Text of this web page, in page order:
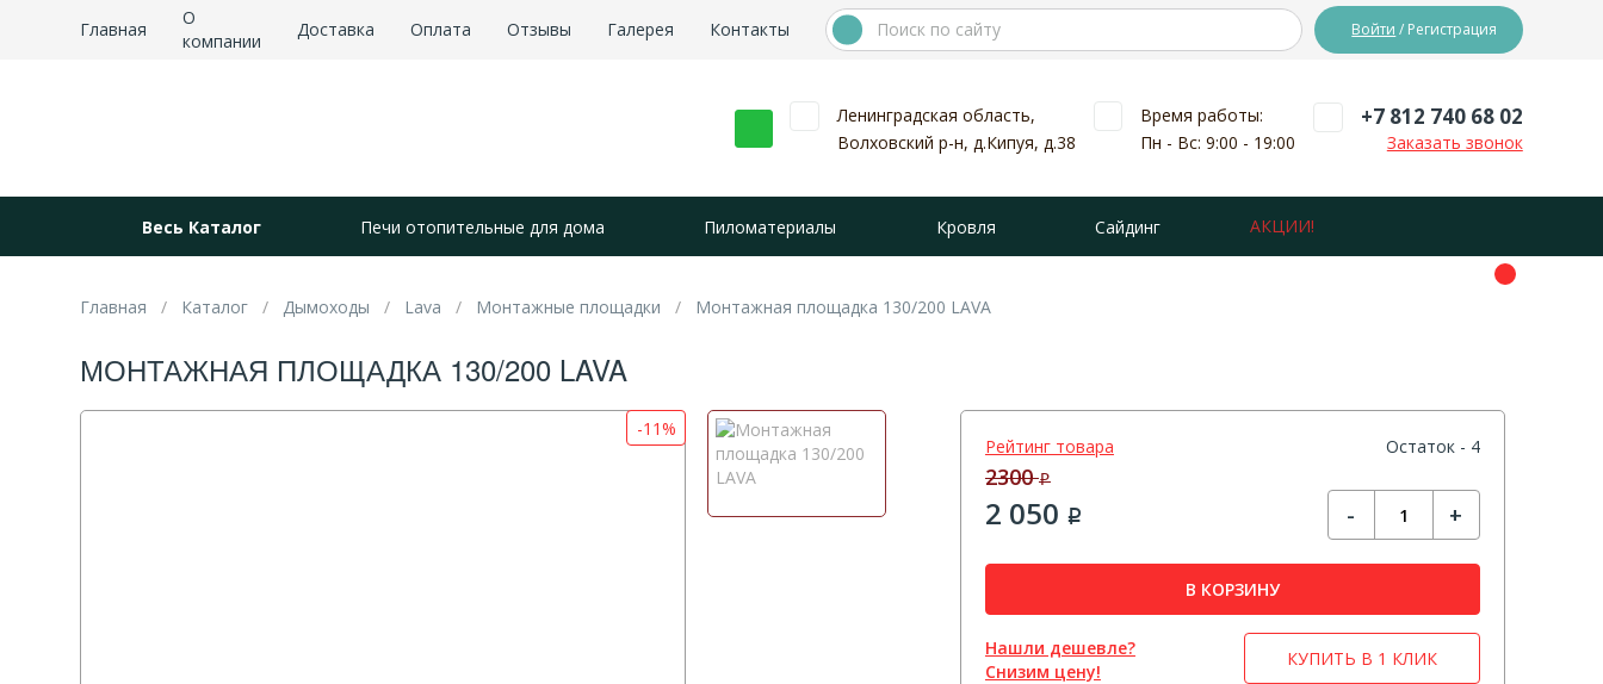
Главная
О
компании
Доставка Оплата Отзывы Галерея Контакты Войти / Регистрация
Ленинградская область,
Волховский р-н, д.Кипуя, д.38
Время работы:
Пн - Вс: 9:00 - 19:00
+7 812 740 68 02
Заказать звонок
Весь Каталог Печи отопительные для дома Пиломатериалы Кровля Сайдинг АКЦИИ!
Главная Каталог Дымоходы Lava Монтажные площадки Монтажная площадка 130/200 LAVA
МОНТАЖНАЯ ПЛОЩАДКА 130/200 LAVA
-11%
Рейтинг товара Остаток - 4
2300Р
2 050 Р - +
В КОРЗИНУ
Нашли дешевле?
Снизим цену!
КУПИТЬ В 1 КЛИК